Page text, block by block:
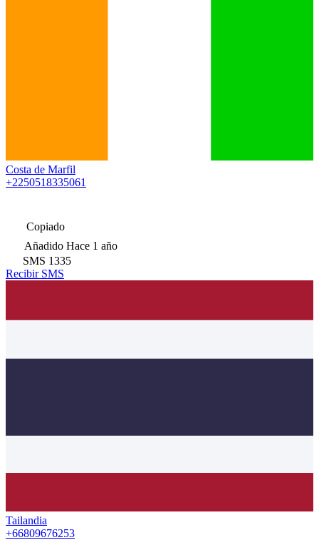
Costa de Marfil
+2250518335061
Copiado
Añadido Hace 1 año
SMS 1335
Recibir SMS
Tailandia
+66809676253